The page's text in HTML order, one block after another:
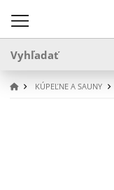
KÚPEĽNE A SAUNY